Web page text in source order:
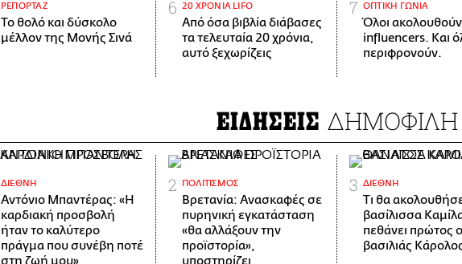
ΡΕΠΟΡΤΆΖ
Το θολό και δύσκολο
μέλλον της Μονής Σινά
20 ΧΡΌΝΙΑ LIFO
Από όσα βιβλία διάβασες
τα τελευταία 20 χρόνια,
αυτό ξεχωρίζεις
ΟΠΤΙΚΉ ΓΩΝΊΑ
Όλοι
influencers. Και
περιφρονούν.
ΕΙΔΗΣΕΙΣΔΗΜΟΦΙΛΗ
ΔΙΕΘΝΉ
Αντόνιο Μπαντέρας: «Η
καρδιακή προσβολή
ήταν το καλύτερο
πράγμα που συνέβη ποτέ
στη ζωή μου»
ΠΟΛΙΤΙΣΜΌΣ
Βρετανία: Ανασκαφές σε
πυρηνική εγκατάσταση
«θα αλλάξουν την
προϊστορία»,
υποστηρίζει
ΔΙΕΘΝΉ
Τι θα
βασίλισσα
πεθάνει πρώτος ο
βασιλιάς